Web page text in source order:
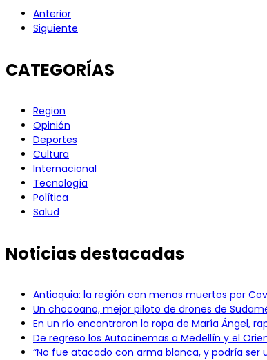
Anterior
Siguiente
CATEGORÍAS
Region
Opinión
Deportes
Cultura
Internacional
Tecnología
Política
Salud
Noticias destacadas
Antioquia: la región con menos muertos por
Un chocoano, mejor piloto de drones de
En un río encontraron la ropa de María Ángel,
De regreso los Autocinemas a Medellín y el
“No fue atacado con arma blanca, y podría ser